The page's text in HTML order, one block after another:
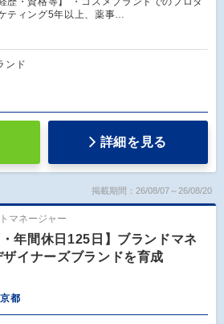
ティング5年以上、薬事…
ンド
詳細を見る
掲載期間：26/08/07～26/08/20
マネージャー
年間休日125日】ブランドマネ
イナーズブランドを育成
都